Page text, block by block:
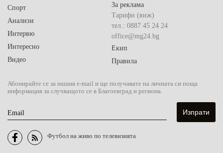
Спорт
Анализи
Интервю
Интересно
Видео
За реклама
Тарифи (виж)
тел.: 0887 45 24 24
office@mg24.bg
Екип
Правила
Абонирайте се за нашия e-mail и ще получавате на личната си поща
информация за случващото се в Благоевград и региона.
Email
Футбол на живо по телевизията